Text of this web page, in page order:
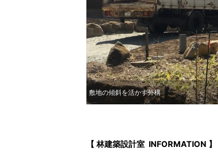
敷地の傾斜を活かす外構
【 林建築設計室 INFORMATION 】